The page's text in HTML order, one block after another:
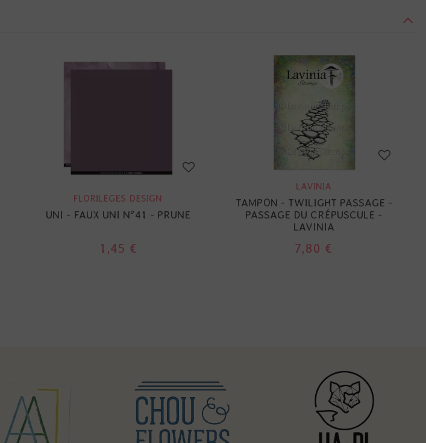
FLORILÈGES DESIGN
UNI - FAUX UNI N°41 - PRUNE
1,45 €
LAVINIA
TAMPON - TWILIGHT PASSAGE -
PASSAGE DU CRÉPUSCULE -
LAVINIA
7,80 €